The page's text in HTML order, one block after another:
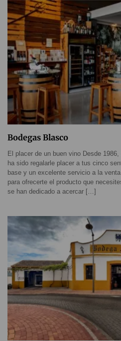
Bodegas Blasco
El placer de un buen vino Desde
ha sido regalarle placer a tus cinco
base y un excelente servicio a la
para ofrecerte el producto que
se han dedicado a acercar […]